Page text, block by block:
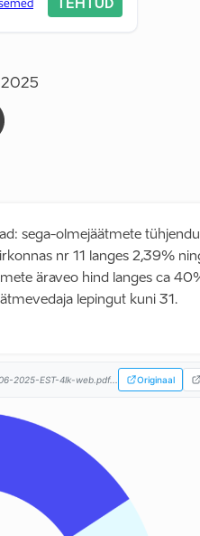
TEHTUD
sega-olmejäätmete
nr 11 langes 2,39%
äraveo hind langes ca
lepingut kuni 31.
2025-EST-4lk-web.pdf... Originaal